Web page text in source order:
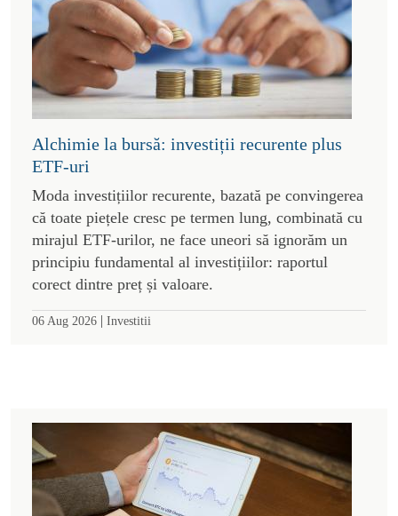
Alchimie la bursă: investiții recurente plus
ETF-uri
Moda investițiilor recurente, bazată pe convingerea
că toate piețele cresc pe termen lung, combinată cu
mirajul ETF-urilor, ne face uneori să ignorăm un
principiu fundamental al investițiilor: raportul
corect dintre preț și valoare.
06 Aug 2026 | Investitii